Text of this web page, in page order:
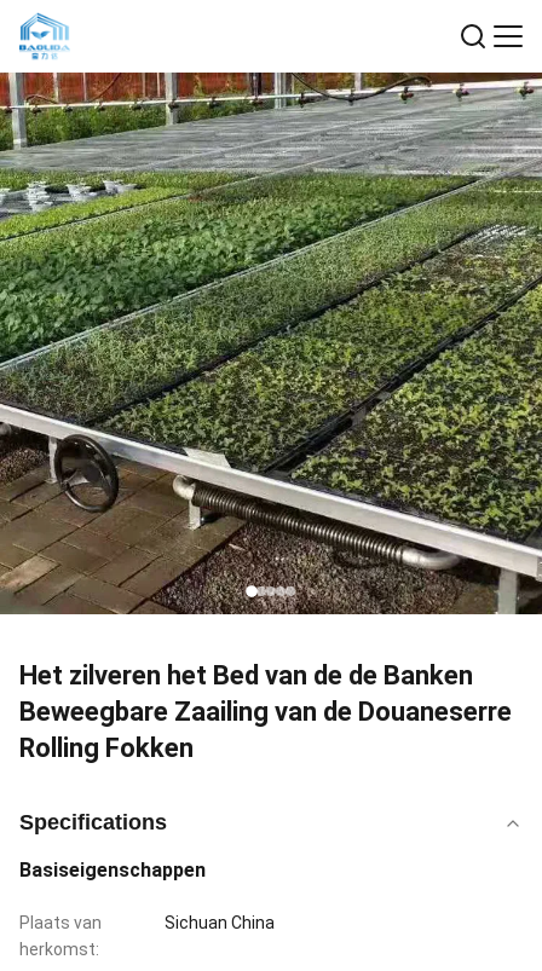
Het zilveren het Bed van de de Banken
Beweegbare Zaailing van de Douaneserre
Rolling Fokken
Specifications
Basiseigenschappen
Plaats van
herkomst:
Sichuan China